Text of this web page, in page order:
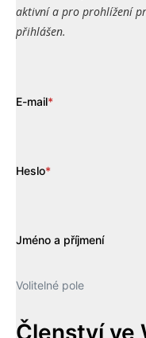
aktivní a pro prohlížení
přihlášen.
E-mail*
Heslo*
Jméno a příjmení
Volitelné pole
Členství ve